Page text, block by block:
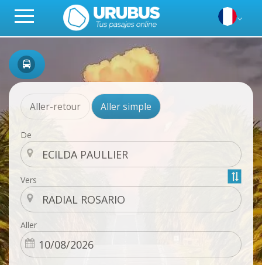
Aller-retour Aller simple
De
Vers
Aller